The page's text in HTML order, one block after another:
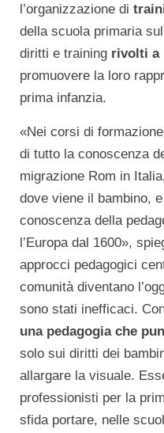
l’organizzazione di
della scuola primaria
diritti e training rivolti a
promuovere la loro
prima infanzia.
«Nei corsi di
di tutto la conoscenza
migrazione Rom in
dove viene il bambino,
conoscenza della
l’Europa dal 1600»,
approcci pedagogici
comunità diventano
sono stati inefficaci.
una pedagogia che
solo sui diritti dei
allargare la visuale.
professionisti per la
sfida portare, nelle